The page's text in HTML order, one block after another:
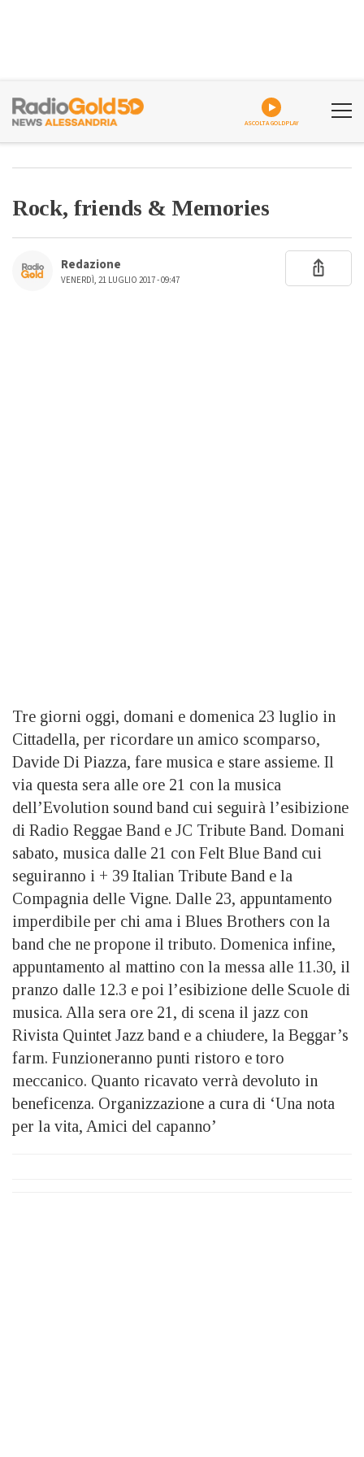
ASCOLTA GOLDPLAY
Rock, friends & Memories
Redazione
VENERDÌ, 21 LUGLIO 2017 - 09:47
Tre giorni oggi, domani e domenica 23 luglio in
Cittadella, per ricordare un amico scomparso,
Davide Di Piazza, fare musica e stare assieme. Il
via questa sera alle ore 21 con la musica
dell’Evolution sound band cui seguirà l’esibizione
di Radio Reggae Band e JC Tribute Band. Domani
sabato, musica dalle 21 con Felt Blue Band cui
seguiranno i + 39 Italian Tribute Band e la
Compagnia delle Vigne. Dalle 23, appuntamento
imperdibile per chi ama i Blues Brothers con la
band che ne propone il tributo. Domenica infine,
appuntamento al mattino con la messa alle 11.30, il
pranzo dalle 12.3 e poi l’esibizione delle Scuole di
musica. Alla sera ore 21, di scena il jazz con
Rivista Quintet Jazz band e a chiudere, la Beggar’s
farm. Funzioneranno punti ristoro e toro
meccanico. Quanto ricavato verrà devoluto in
beneficenza. Organizzazione a cura di ‘Una nota
per la vita, Amici del capanno’